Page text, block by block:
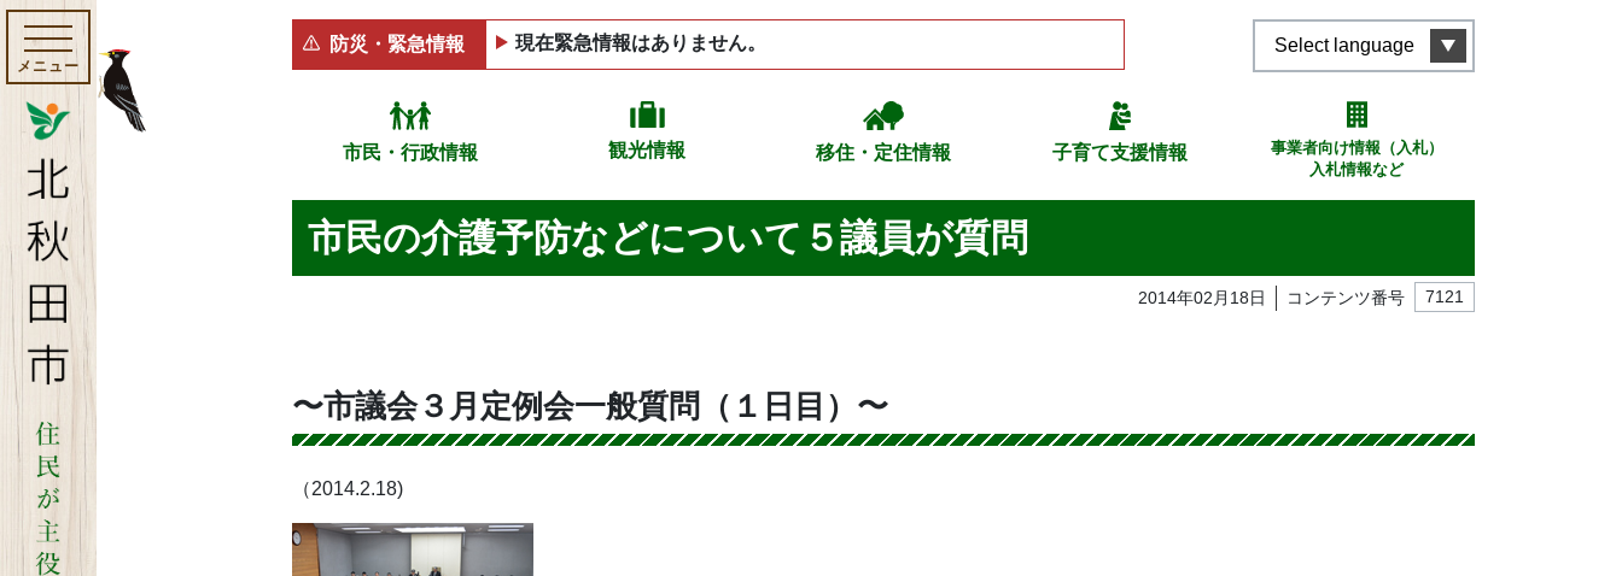
メニュー
防災・緊急情報 現在緊急情報はありません。 Select language
市民・行政情報 観光情報 移住・定住情報 子育て支援情報
事業者向け情報（入札）
入札情報など
市民の介護予防などについて５議員が質問
2014年02月18日 コンテンツ番号 7121
〜市議会３月定例会一般質問（１日目）〜
（2014.2.18)